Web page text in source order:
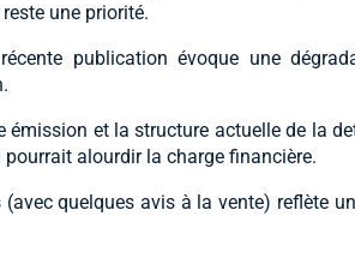
une priorité.
publication évoque une
et la structure actuelle de la
alourdir la charge financière.
quelques avis à la vente) reflète